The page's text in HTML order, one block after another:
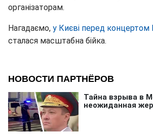
організаторам.
Нагадаємо, у Києві перед концертом
сталася масштабна бійка.